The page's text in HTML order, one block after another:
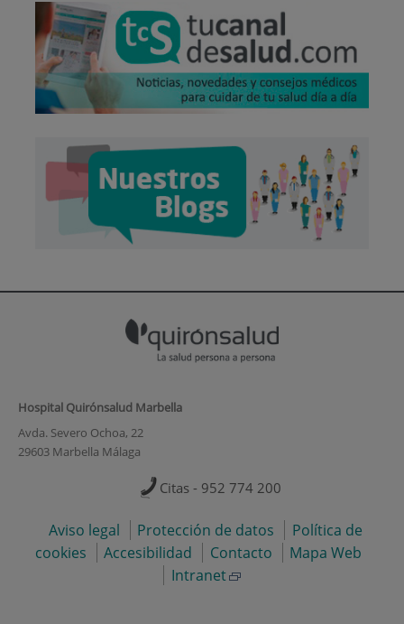
Hospital Quirónsalud Marbella
Avda. Severo Ochoa, 22
29603 Marbella Málaga
Citas - 952 774 200
Aviso legal Protección de datos
Política de
cookies
Accesibilidad Contacto
Mapa Web
Intranet